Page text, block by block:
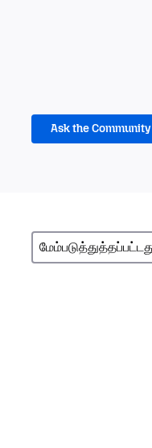
Ask the Community